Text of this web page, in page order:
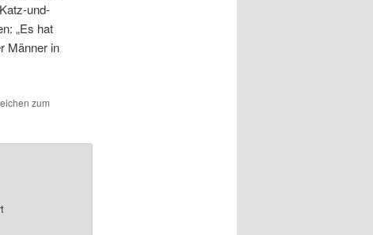
und-
„Es hat
Männer in
zum